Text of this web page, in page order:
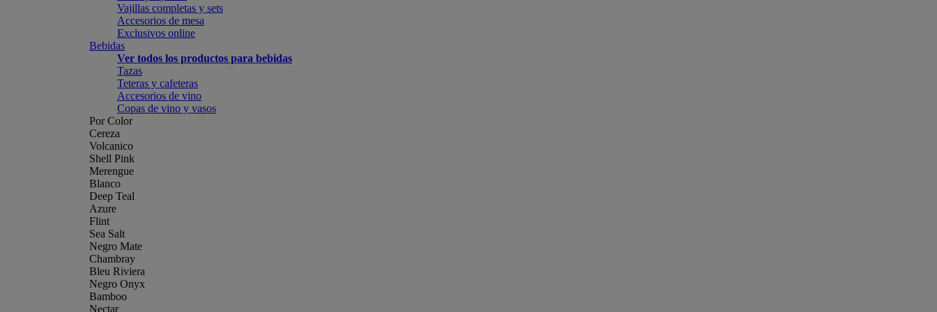
Vajillas completas y sets
Accesorios de mesa
Exclusivos online
Bebidas
Ver todos los productos para bebidas
Tazas
Teteras y cafeteras
Accesorios de vino
Copas de vino y vasos
Por Color
Cereza
Volcanico
Shell Pink
Merengue
Blanco
Deep Teal
Azure
Flint
Sea Salt
Negro Mate
Chambray
Bleu Riviera
Negro Onyx
Bamboo
Nectar